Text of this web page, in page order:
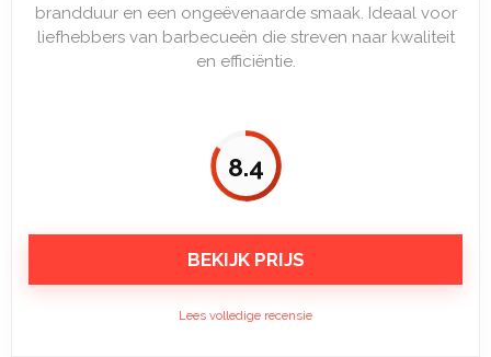
brandduur en een ongeëvenaarde smaak. Ideaal voor
liefhebbers van barbecueën die streven naar kwaliteit
en efficiëntie.
8.4
BEKIJK PRIJS
Lees volledige recensie